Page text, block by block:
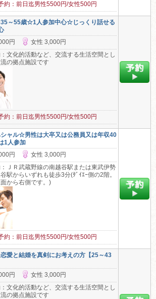
約：前日迄男性5500円/女性500円
35～55歳☆1人参加中心☆じっくり話せる
円
女性 3,000円
文化的活動など、交流する生活空間とし
の拠点施設です
約：前日迄男性5500円/女性500円
ャル☆男性は大卒又は公務員又は年収40
1人参加
円
女性 3,000円
ＪＲ武蔵野線の南越谷駅または東武伊勢
駅からいずれも徒歩3分(ﾀﾞｲｴｰ側の2階。
から右側です。)
約：前日迄男性5500円/女性500円
愛と結婚を真剣にお考えの方【25～43
円
女性 3,000円
文化的活動など、交流する生活空間とし
の拠点施設です